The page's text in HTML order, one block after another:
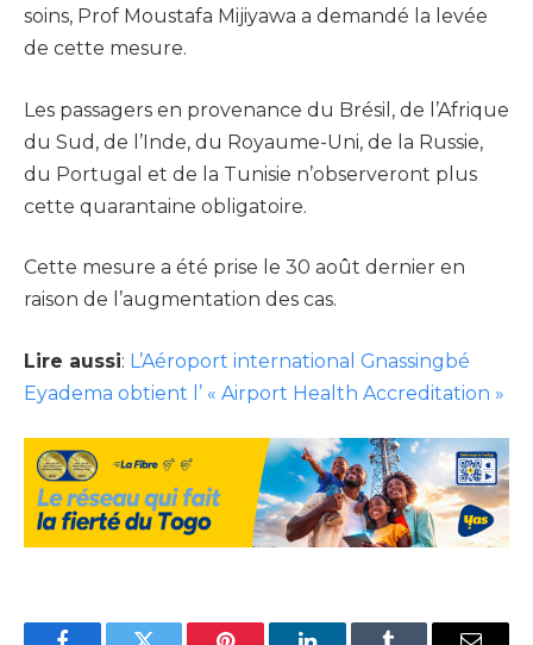
soins, Prof Moustafa Mijiyawa a demandé la levée
de cette mesure.
Les passagers en provenance du Brésil, de l’Afrique
du Sud, de l’Inde, du Royaume-Uni, de la Russie,
du Portugal et de la Tunisie n’observeront plus
cette quarantaine obligatoire.
Cette mesure a été prise le 30 août dernier en
raison de l’augmentation des cas.
Lire aussi: L’Aéroport international Gnassingbé
Eyadema obtient l’ « Airport Health Accreditation »